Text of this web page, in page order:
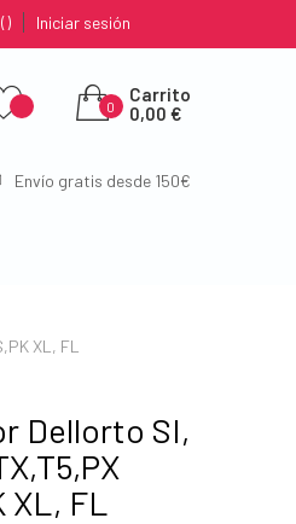
Iniciar sesión
0
Carrito
0,00 €
Envío gratis desde 150€
XL, FL
Dellorto SI,
XL, FL